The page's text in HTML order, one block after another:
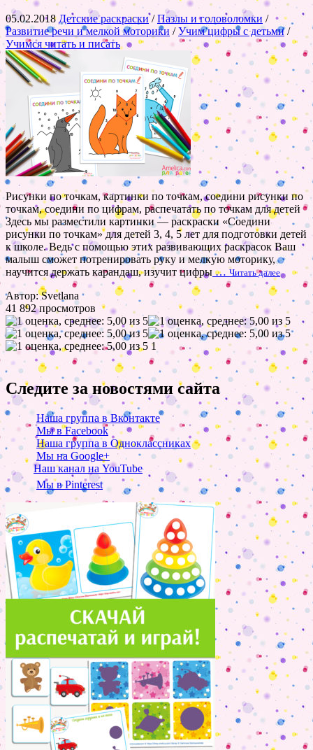
05.02.2018Детские раскраски/Пазлы и головоломки /
Развитие речи и мелкой моторики /Учим цифры с детьми/
Учимся читать и писать
Рисунки по точкам, картинки по точкам, соедини рисунки по
точкам, соедини по цифрам, распечатать по точкам для детей
Здесь мы разместили картинки — раскраски «Соедини
рисунки по точкам» для детей 3, 4, 5 лет для подготовки детей
к школе. Ведь с помощью этих развивающих раскрасок Ваш
малыш сможет потренировать руку и мелкую моторику,
научится держать карандаш, изучит цифры …Читать далее
Автор: Svetlana
41 892 просмотров
1
Следите за новостями сайта
Наша группа в Вконтакте
Мы в Facebook
Наша группа в Одноклассниках
Мы на Google+
Наш канал на YouTube
Мы в Pinterest